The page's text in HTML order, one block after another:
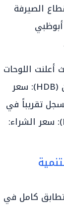
الصيرفة
أعلنت اللوحات
الإسكانية عن قيمها؛ إذ سجل «سعر اليورو في بنك التعمير والإسكان (HDB): سعر
الأداء المسجل تقريباً في
منصة أخرى لتبين الشاشات أن «سعر اليورو في ميد بنك (MID Bank): سعر الشراء:
كامل في